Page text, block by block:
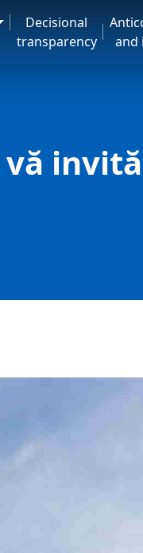
Decisional
transparency
and